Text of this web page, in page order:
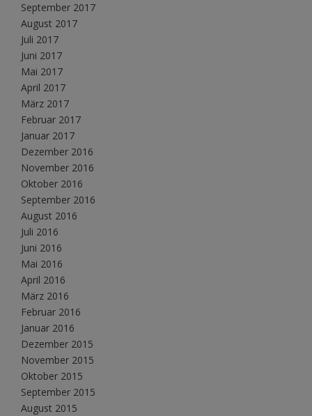
September 2017
August 2017
Juli 2017
Juni 2017
Mai 2017
April 2017
März 2017
Februar 2017
Januar 2017
Dezember 2016
November 2016
Oktober 2016
September 2016
August 2016
Juli 2016
Juni 2016
Mai 2016
April 2016
März 2016
Februar 2016
Januar 2016
Dezember 2015
November 2015
Oktober 2015
September 2015
August 2015